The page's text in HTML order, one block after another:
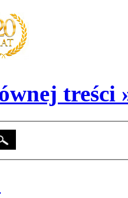
treści